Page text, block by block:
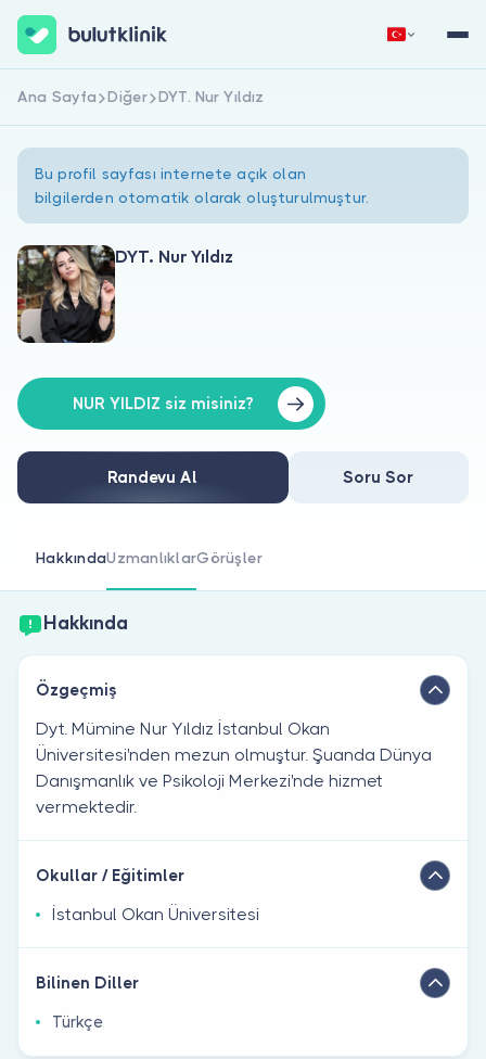
Hakkımızda
Doktorlar için
Doktor musunuz?
Hemen Kaydol
Ana Sayfa Diğer DYT. Nur Yıldız
Bu profil sayfası internete açık olan
bilgilerden otomatik olarak oluşturulmuştur.
DYT. Nur Yıldız
NUR YILDIZ siz misiniz?
Randevu Al Soru Sor
HakkındaUzmanlıklarGörüşler
Hakkında
Özgeçmiş
Dyt. Mümine Nur Yıldız İstanbul Okan
Üniversitesi'nden mezun olmuştur. Şuanda Dünya
Danışmanlık ve Psikoloji Merkezi'nde hizmet
vermektedir.
Okullar / Eğitimler
İstanbul Okan Üniversitesi
Bilinen Diller
Türkçe